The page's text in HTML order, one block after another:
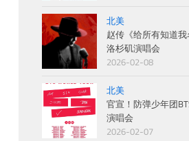
北美
赵传《给所有知道我
洛杉矶演唱会
2026-02-08
北美
官宣！防弹少年团
演唱会
2026-02-07